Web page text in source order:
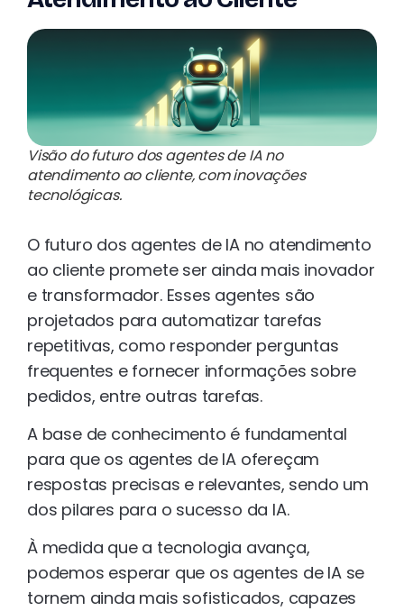
Visão do futuro dos agentes de IA no
atendimento ao cliente, com inovações
tecnológicas.
O futuro dos agentes de IA no atendimento
ao cliente promete ser ainda mais inovador
e transformador. Esses agentes são
projetados para automatizar tarefas
repetitivas, como responder perguntas
frequentes e fornecer informações sobre
pedidos, entre outras tarefas.
A base de conhecimento é fundamental
para que os agentes de IA ofereçam
respostas precisas e relevantes, sendo um
dos pilares para o sucesso da IA.
À medida que a tecnologia avança,
podemos esperar que os agentes de IA se
tornem ainda mais sofisticados, capazes